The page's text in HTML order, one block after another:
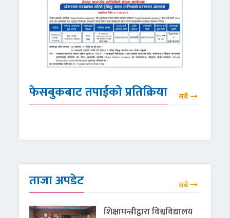
फेसबुकबाट तपाईको प्रतिक्रिया सबै
ताजा अपडेट सबै
शिक्षामन्त्रीद्वारा विश्वविद्यालय